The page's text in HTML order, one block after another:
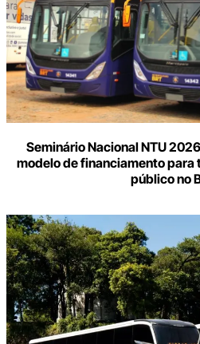
Seminário Nacional NTU
modelo de financiamento
público no